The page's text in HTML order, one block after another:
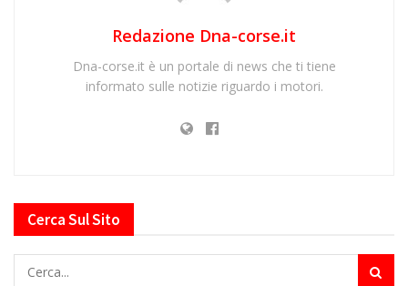
Redazione Dna-corse.it
Dna-corse.it è un portale di news che ti tiene
informato sulle notizie riguardo i motori.
Cerca Sul Sito